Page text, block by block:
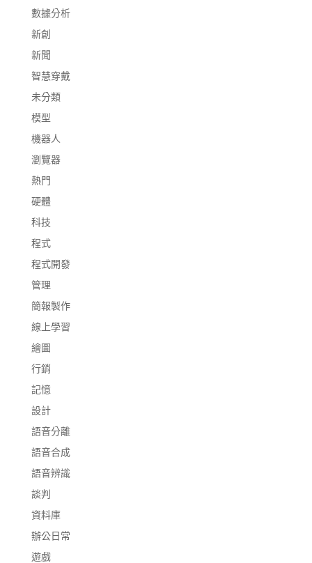
數據分析
新創
新聞
智慧穿戴
未分類
模型
機器人
瀏覽器
熱門
硬體
科技
程式
程式開發
管理
簡報製作
線上學習
繪圖
行銷
記憶
設計
語音分離
語音合成
語音辨識
談判
資料庫
辦公日常
遊戲